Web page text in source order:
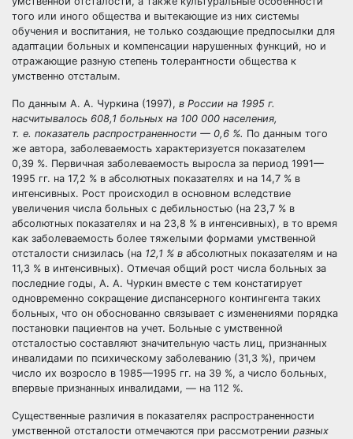
того или иного общества и вытекающие из них системы
обучения и воспитания, не только создающие предпосылки для
адаптации больных и компенсации нарушенных функций, но и
отражающие разную степень толерантности общества к
умственно отсталым.
По данным А. А. Чуркина (1997), в России на 1995 г.
насчитывалось 608,1 больных на 100 000 населения,
т. е. показатель распространенности — 0,6 %. По данным того
же автора, заболеваемость характеризуется показателем
0,39 %. Первичная заболеваемость выросла за период 1991—
1995 гг. на 17,2 % в абсолютных показателях и на 14,7 % в
интенсивных. Рост происходил в основном вследствие
увеличения числа больных с дебильностью (на 23,7 % в
абсолютных показателях и на 23,8 % в интенсивных), в то время
как заболеваемость более тяжелыми формами умственной
отсталости снизилась (на 12,1 % в абсолютных показателям и на
11,3 % в интенсивных). Отмечая общий рост числа больных за
последние годы, А. А. Чуркин вместе с тем констатирует
одновременно сокращение диспансерного контингента таких
больных, что он обоснованно связывает с изменениями порядка
постановки пациентов на учет. Больные с умственной
отсталостью составляют значительную часть лиц, признанных
инвалидами по психическому заболеванию (31,3 %), причем
число их возросло в 1985—1995 гг. на 39 %, а число больных,
впервые признанных инвалидами, — на 112 %.
Существенные различия в показателях распространенности
умственной отсталости отмечаются при рассмотрении разных